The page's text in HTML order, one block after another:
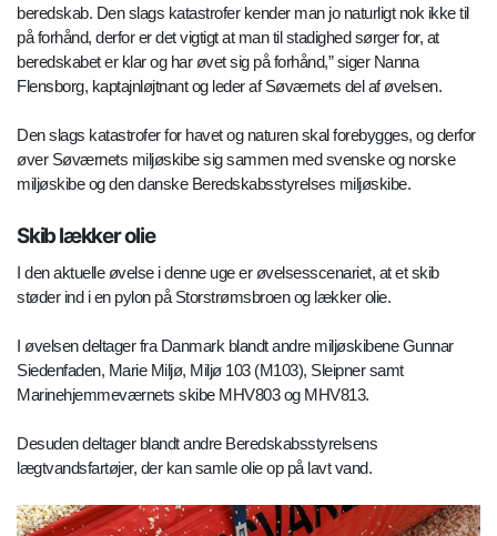
beredskab. Den slags katastrofer kender man jo naturligt nok ikke til
på forhånd, derfor er det vigtigt at man til stadighed sørger for, at
beredskabet er klar og har øvet sig på forhånd,” siger Nanna
Flensborg, kaptajnløjtnant og leder af Søværnets del af øvelsen.
Den slags katastrofer for havet og naturen skal forebygges, og derfor
øver Søværnets miljøskibe sig sammen med svenske og norske
miljøskibe og den danske Beredskabsstyrelses miljøskibe.
Skib lækker olie
I den aktuelle øvelse i denne uge er øvelsesscenariet, at et skib
støder ind i en pylon på Storstrømsbroen og lækker olie.
I øvelsen deltager fra Danmark blandt andre miljøskibene Gunnar
Siedenfaden, Marie Miljø, Miljø 103 (M103), Sleipner samt
Marinehjemmeværnets skibe MHV803 og MHV813.
Desuden deltager blandt andre Beredskabsstyrelsens
lægtvandsfartøjer, der kan samle olie op på lavt vand.